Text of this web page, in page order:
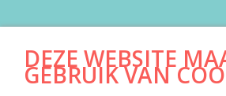
DEZE WEBSITE
GEBRUIK VAN
Algemene Voorwaarden